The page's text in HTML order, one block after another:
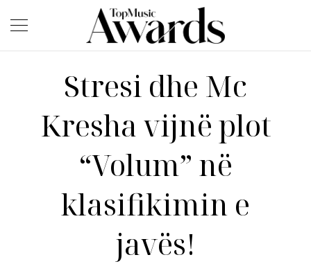
Stresi dhe Mc
Kresha vijnë plot
“Volum” në
klasifikimin e
javës!